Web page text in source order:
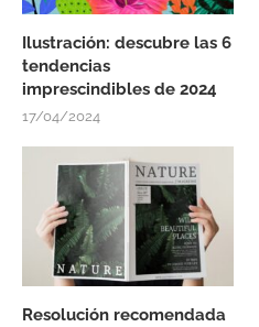
Ilustración: descubre las 6
tendencias
imprescindibles de 2024
17/04/2024
Resolución recomendada